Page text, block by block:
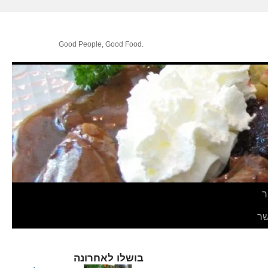
.Good People, Good Food
בושלו לאחרונה